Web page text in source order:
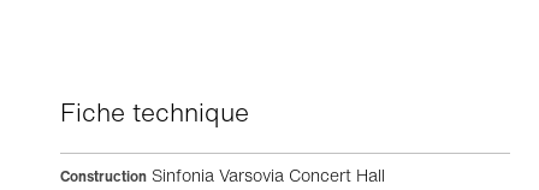
Fiche technique
Construction Sinfonia Varsovia Concert Hall